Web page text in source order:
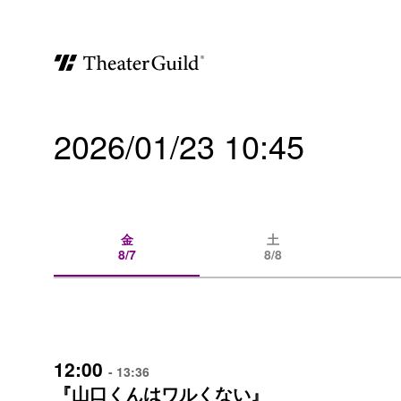
2026/01/23 10:45
金
8/7
土
8/8
12:00 - 13:36
『山口くんはワルくない』